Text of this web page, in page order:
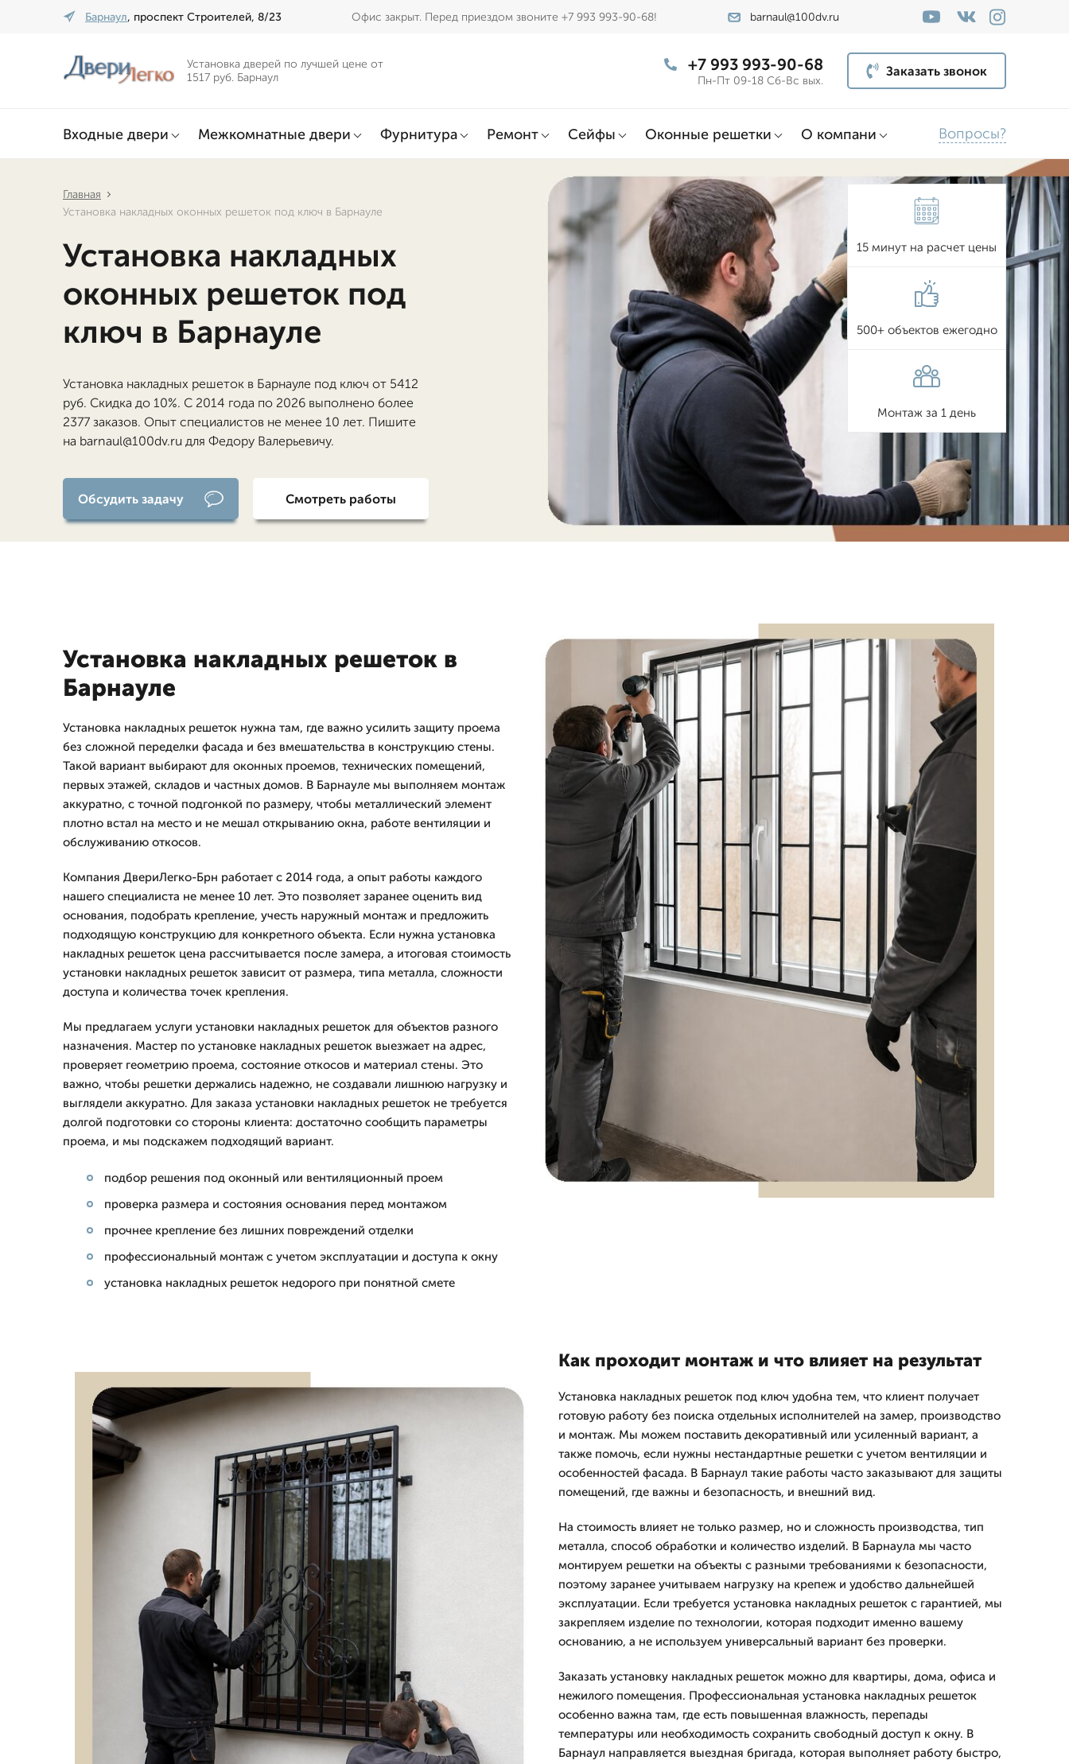
Барнаул, проспект Строителей, 8/23 Офис закрыт. Перед приездом звоните +7 993 993-90-68! barnaul@100dv.ru
Установка дверей по лучшей цене от
1517 руб. Барнаул
+7 993 993-90-68
Пн-Пт 09-18 Сб-Вс вых.
Заказать звонок
Входные двери Межкомнатные двери Фурнитура Ремонт Сейфы Оконные решетки О компани Вопросы?
Главная
Установка накладных оконных решеток под ключ в Барнауле
Установка накладных
оконных решеток под
ключ в Барнауле
Установка накладных решеток в Барнауле под ключ от 5412
руб. Скидка до 10%. С 2014 года по 2026 выполнено более
2377 заказов. Опыт специалистов не менее 10 лет. Пишите
на barnaul@100dv.ru для Федору Валерьевичу.
Обсудить задачу Смотреть работы
15 минут на расчет цены
500+ объектов ежегодно
Монтаж за 1 день
Установка накладных решеток в
Барнауле
Установка накладных решеток нужна там, где важно усилить защиту проема
без сложной переделки фасада и без вмешательства в конструкцию стены.
Такой вариант выбирают для оконных проемов, технических помещений,
первых этажей, складов и частных домов. В Барнауле мы выполняем монтаж
аккуратно, с точной подгонкой по размеру, чтобы металлический элемент
плотно встал на место и не мешал открыванию окна, работе вентиляции и
обслуживанию откосов.
Компания ДвериЛегко-Брн работает с 2014 года, а опыт работы каждого
нашего специалиста не менее 10 лет. Это позволяет заранее оценить вид
основания, подобрать крепление, учесть наружный монтаж и предложить
подходящую конструкцию для конкретного объекта. Если нужна установка
накладных решеток цена рассчитывается после замера, а итоговая стоимость
установки накладных решеток зависит от размера, типа металла, сложности
доступа и количества точек крепления.
Мы предлагаем услуги установки накладных решеток для объектов разного
назначения. Мастер по установке накладных решеток выезжает на адрес,
проверяет геометрию проема, состояние откосов и материал стены. Это
важно, чтобы решетки держались надежно, не создавали лишнюю нагрузку и
выглядели аккуратно. Для заказа установки накладных решеток не требуется
долгой подготовки со стороны клиента: достаточно сообщить параметры
проема, и мы подскажем подходящий вариант.
подбор решения под оконный или вентиляционный проем
проверка размера и состояния основания перед монтажом
прочнее крепление без лишних повреждений отделки
профессиональный монтаж с учетом эксплуатации и доступа к окну
установка накладных решеток недорого при понятной смете
Как проходит монтаж и что влияет на результат
Установка накладных решеток под ключ удобна тем, что клиент получает
готовую работу без поиска отдельных исполнителей на замер, производство
и монтаж. Мы можем поставить декоративный или усиленный вариант, а
также помочь, если нужны нестандартные решетки с учетом вентиляции и
особенностей фасада. В Барнаул такие работы часто заказывают для защиты
помещений, где важны и безопасность, и внешний вид.
На стоимость влияет не только размер, но и сложность производства, тип
металла, способ обработки и количество изделий. В Барнаула мы часто
монтируем решетки на объекты с разными требованиями к безопасности,
поэтому заранее учитываем нагрузку на крепеж и удобство дальнейшей
эксплуатации. Если требуется установка накладных решеток с гарантией, мы
закрепляем изделие по технологии, которая подходит именно вашему
основанию, а не используем универсальный вариант без проверки.
Заказать установку накладных решеток можно для квартиры, дома, офиса и
нежилого помещения. Профессиональная установка накладных решеток
особенно важна там, где есть повышенная влажность, перепады
температуры или необходимость сохранить свободный доступ к окну. В
Барнаул направляется выездная бригада, которая выполняет работу быстро,